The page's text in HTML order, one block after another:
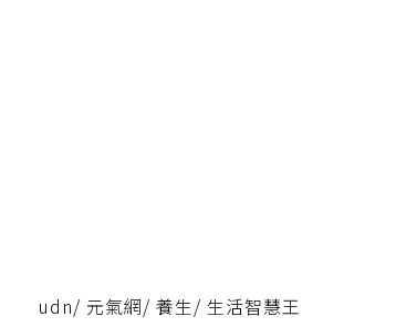
udn/ 元氣網/ 養生/ 生活智慧王